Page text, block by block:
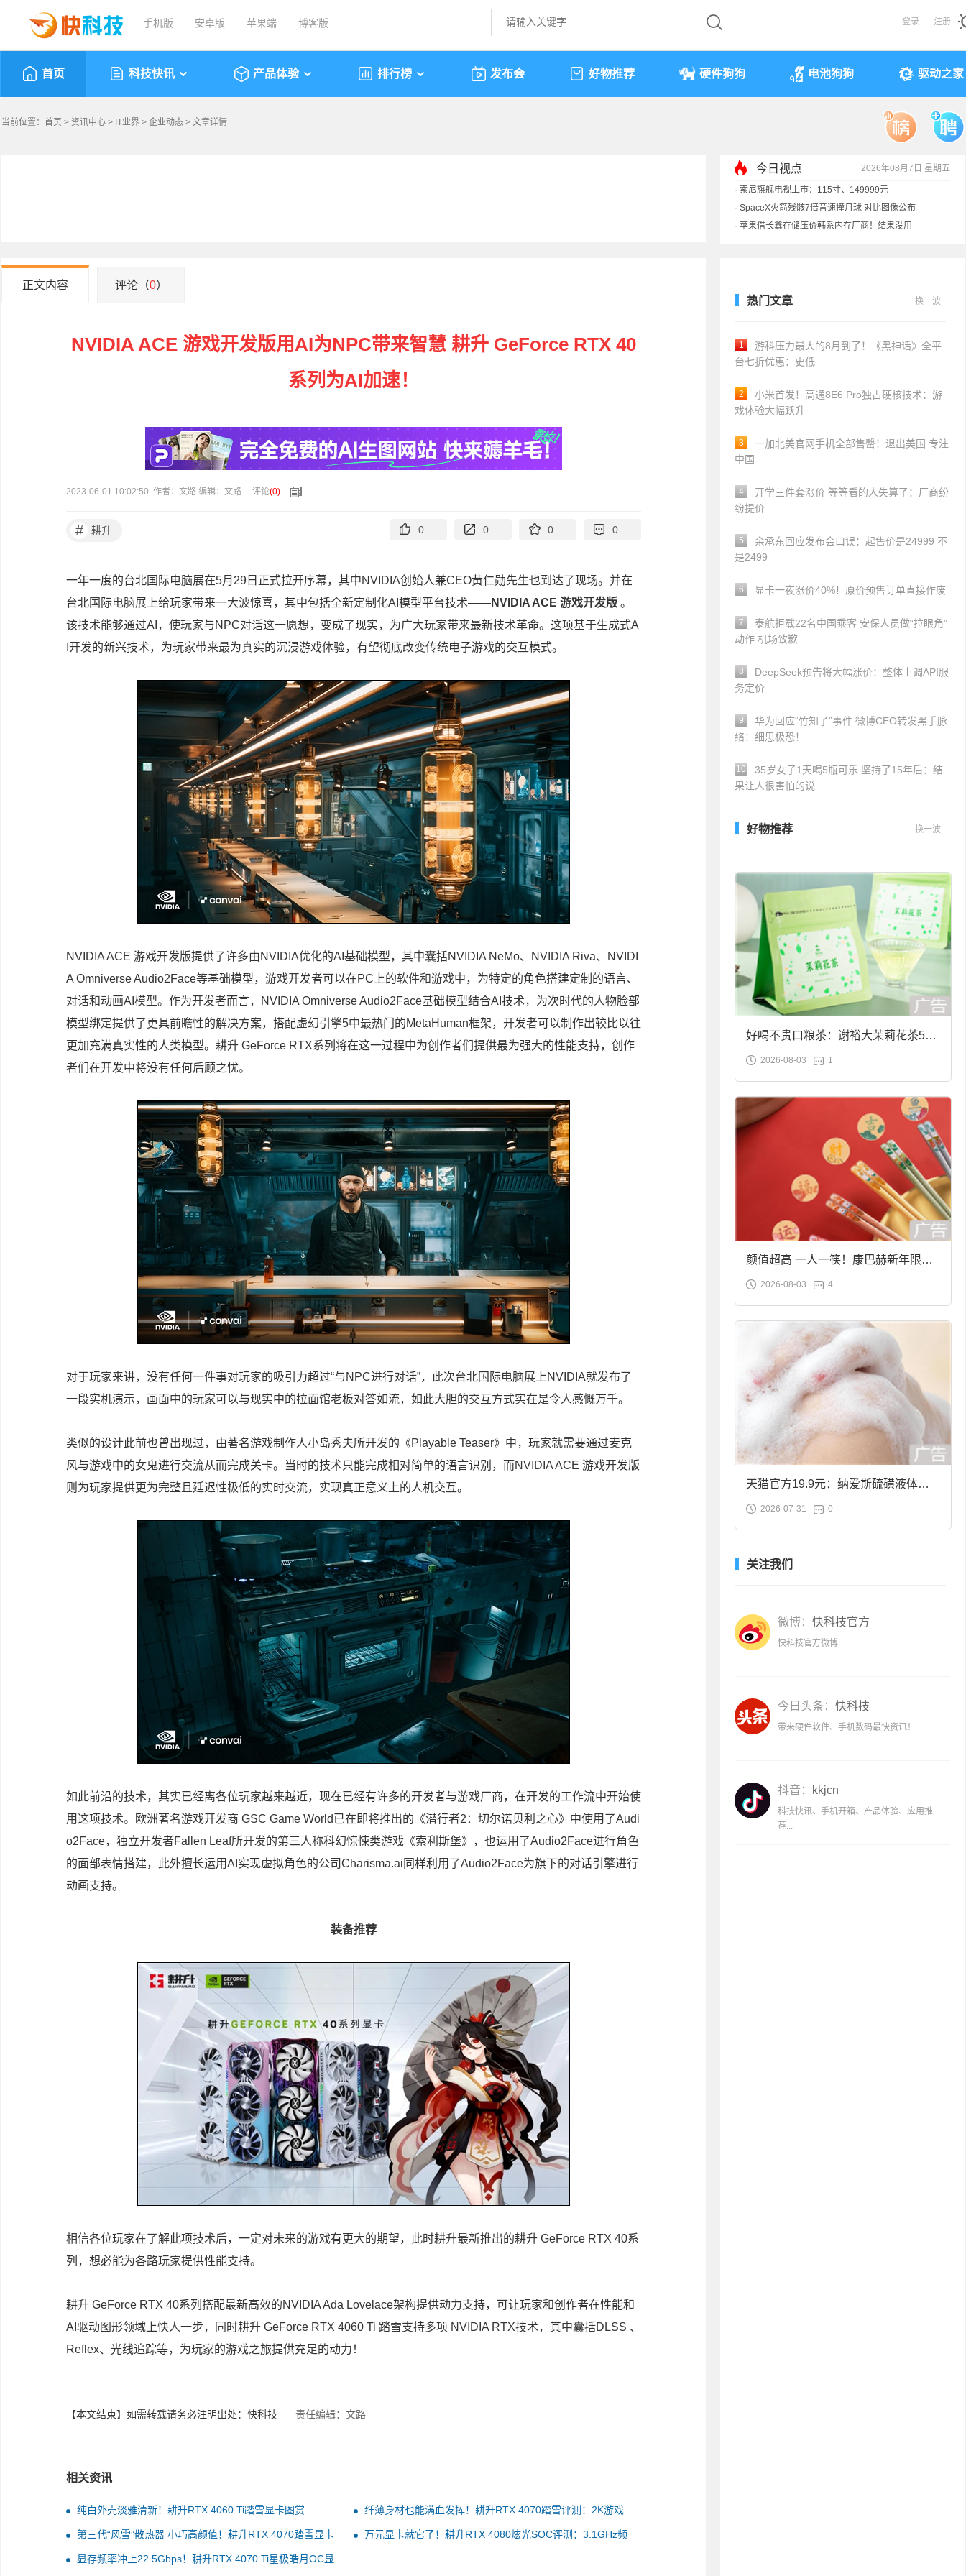
手机版 安卓版 苹果端 博客版 登录 注册
首页 科技快讯 产品体验 排行榜 发布会 好物推荐 硬件狗狗 电池狗狗 驱动之家
当前位置： 首页 > 资讯中心 > IT业界 > 企业动态 > 文章详情
今日视点 2026年08月7日 星期五
· 索尼旗舰电视上市：115寸、149999元
· SpaceX火箭残骸7倍音速撞月球 对比图像公布
· 苹果借长鑫存储压价韩系内存厂商！结果没用
正文内容 评论（0）
NVIDIA ACE 游戏开发版用AI为NPC带来智慧 耕升 GeForce RTX 40
系列为AI加速！
2023-06-01 10:02:50 作者：文路 编辑：文路 评论(0)
# 耕升 0 0 0 0
一年一度的台北国际电脑展在5月29日正式拉开序幕，其中NVIDIA创始人兼CEO黄仁勋先生也到达了现场。并在
台北国际电脑展上给玩家带来一大波惊喜，其中包括全新定制化AI模型平台技术——NVIDIA ACE 游戏开发版 。
该技术能够通过AI，使玩家与NPC对话这一愿想，变成了现实，为广大玩家带来最新技术革命。这项基于生成式A
I开发的新兴技术，为玩家带来最为真实的沉浸游戏体验，有望彻底改变传统电子游戏的交互模式。
NVIDIA ACE 游戏开发版提供了许多由NVIDIA优化的AI基础模型，其中囊括NVIDIA NeMo、NVIDIA Riva、NVIDI
A Omniverse Audio2Face等基础模型，游戏开发者可以在PC上的软件和游戏中，为特定的角色搭建定制的语言、
对话和动画AI模型。作为开发者而言，NVIDIA Omniverse Audio2Face基础模型结合AI技术，为次时代的人物脸部
模型绑定提供了更具前瞻性的解决方案，搭配虚幻引擎5中最热门的MetaHuman框架，开发者可以制作出较比以往
更加充满真实性的人类模型。耕升 GeForce RTX系列将在这一过程中为创作者们提供最为强大的性能支持，创作
者们在开发中将没有任何后顾之忧。
对于玩家来讲，没有任何一件事对玩家的吸引力超过“与NPC进行对话”，此次台北国际电脑展上NVIDIA就发布了
一段实机演示，画面中的玩家可以与现实中的拉面馆老板对答如流，如此大胆的交互方式实在是令人感慨万千。
类似的设计此前也曾出现过，由著名游戏制作人小岛秀夫所开发的《Playable Teaser》中，玩家就需要通过麦克
风与游戏中的女鬼进行交流从而完成关卡。当时的技术只能完成相对简单的语言识别，而NVIDIA ACE 游戏开发版
则为玩家提供更为完整且延迟性极低的实时交流，实现真正意义上的人机交互。
如此前沿的技术，其实已经离各位玩家越来越近，现在已经有许多的开发者与游戏厂商，在开发的工作流中开始使
用这项技术。欧洲著名游戏开发商 GSC Game World已在即将推出的《潜行者2：切尔诺贝利之心》中使用了Audi
o2Face，独立开发者Fallen Leaf所开发的第三人称科幻惊悚类游戏《索利斯堡》，也运用了Audio2Face进行角色
的面部表情搭建，此外擅长运用AI实现虚拟角色的公司Charisma.ai同样利用了Audio2Face为旗下的对话引擎进行
动画支持。
装备推荐
相信各位玩家在了解此项技术后，一定对未来的游戏有更大的期望，此时耕升最新推出的耕升 GeForce RTX 40系
列，想必能为各路玩家提供性能支持。
耕升 GeForce RTX 40系列搭配最新高效的NVIDIA Ada Lovelace架构提供动力支持，可让玩家和创作者在性能和
AI驱动图形领域上快人一步，同时耕升 GeForce RTX 4060 Ti 踏雪支持多项 NVIDIA RTX技术，其中囊括DLSS 、
Reflex、光线追踪等，为玩家的游戏之旅提供充足的动力！
【本文结束】如需转载请务必注明出处：快科技 责任编辑：文路
相关资讯
纯白外壳淡雅清新！耕升RTX 4060 Ti踏雪显卡图赏
纤薄身材也能满血发挥！耕升RTX 4070踏雪评测：2K游戏
通吃的高颜值显卡
第三代“风雪”散热器 小巧高颜值！耕升RTX 4070踏雪显卡
万元显卡就它了！耕升RTX 4080炫光SOC评测：3.1GHz频
显存频率冲上22.5Gbps！耕升RTX 4070 Ti星极皓月OC显
热门文章 换一波
1
游科压力最大的8月到了！《黑神话》全平
台七折优惠：史低
2
小米首发！高通8E6 Pro独占硬核技术：游
戏体验大幅跃升
3
一加北美官网手机全部售罄！退出美国 专注
中国
4
开学三件套涨价 等等看的人失算了：厂商纷
纷提价
5
余承东回应发布会口误：起售价是24999 不
是2499
6 显卡一夜涨价40%！原价预售订单直接作废
7
泰航拒载22名中国乘客 安保人员做“拉眼角”
动作 机场致歉
8
DeepSeek预告将大幅涨价：整体上调API服
务定价
9
华为回应“竹知了”事件 微博CEO转发黑手脉
络：细思极恐！
10
35岁女子1天喝5瓶可乐 坚持了15年后：结
果让人很害怕的说
好物推荐 换一波
好喝不贵口粮茶：谢裕大茉莉花茶50g
袋装9.9元到手
2026-08-03 1
颜值超高 一人一筷！康巴赫新年限定
合金筷子大促：19.9元
2026-08-03 4
天猫官方19.9元：纳爱斯硫磺液体香
皂2斤大促
2026-07-31 0
关注我们
微博： 快科技官方
快科技官方微博
今日头条： 快科技
带来硬件软件、手机数码最快资讯！
抖音： kkjcn
科技快讯、手机开箱、产品体验、应用推
荐...